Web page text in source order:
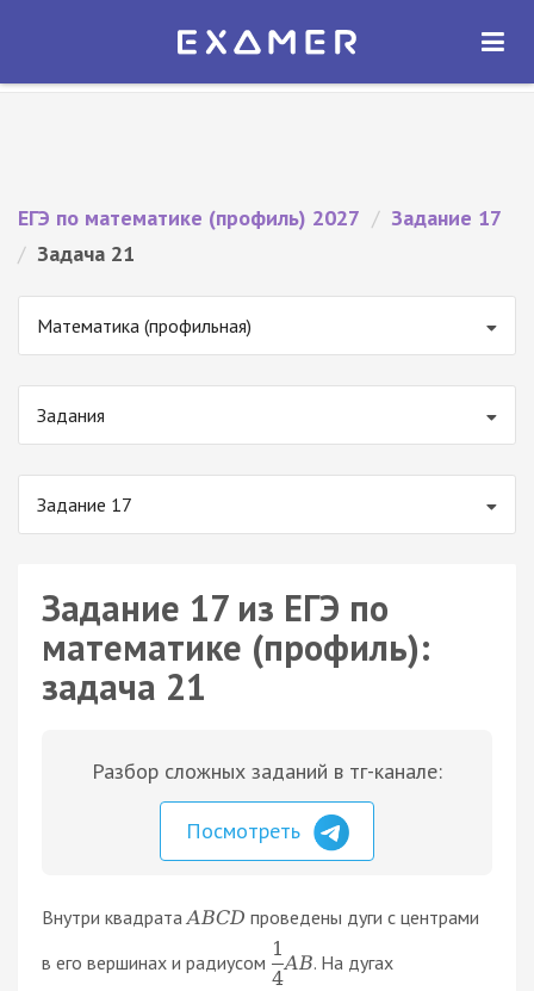
Экзамер — ЕГЭ 2027
ОТКРЫТЬ
ЕГЭ по математике (профиль) 2027 / Задание 17
/ Задача 21
Математика (профильная)
Задания
Задание 17
Задание 17 из ЕГЭ по
математике (профиль):
задача 21
Разбор сложных заданий в тг-канале:
Посмотреть
Внутри квадрата ABCD проведены дуги с центрами
в его вершинах и радиусом
1
4
AB. На дугах